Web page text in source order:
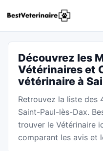
Découvrez les
Vétérinaires et
vétérinaire à
Retrouvez la liste des
Saint-Paul-lès-Dax.
trouver le Vétérinaire
comparant les avis et